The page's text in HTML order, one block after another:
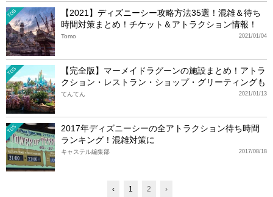
TDS
【2021】ディズニーシー攻略方法35選！混雑＆待ち
時間対策まとめ！チケット＆アトラクション情報！
2021/01/04
Tomo
TDS
【完全版】マーメイドラグーンの施設まとめ！アトラ
クション・レストラン・ショップ・グリーティングも
2021/01/13
てんてん
TDS
2017年ディズニーシーの全アトラクション待ち時間
ランキング！混雑対策に
2017/08/18
キャステル編集部
‹ 1 2 ›